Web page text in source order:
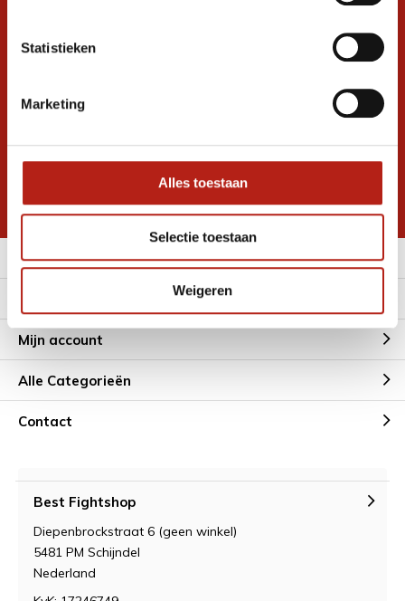
Statistieken
Marketing
Alles toestaan
Selectie toestaan
Weigeren
Ontvang de nieuwste aanbiedingen en
Inschrijven voor
* Lees hier de wettelijke beperkingen
Meer informatie
Mijn account
Alle Categorieën
Contact
Best Fightshop
Diepenbrockstraat 6 (geen winkel)
5481 PM Schijndel
Nederland